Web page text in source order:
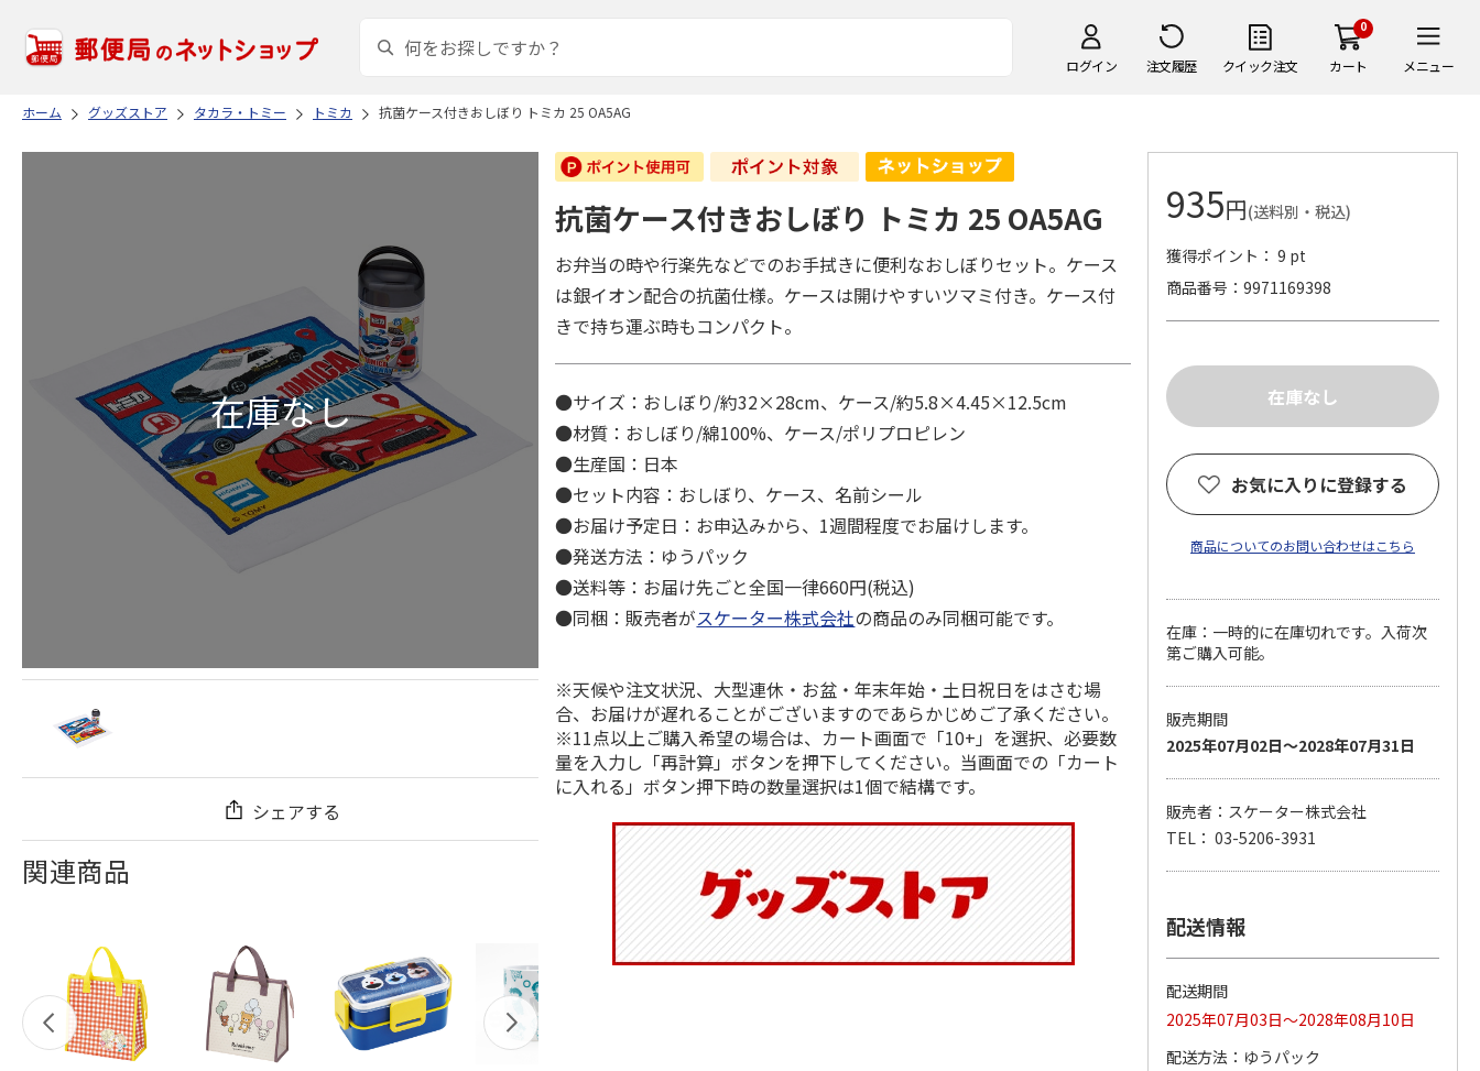
ログイン 注文履歴 クイック注文
0
カート メニュー
ホーム グッズストア タカラ・トミー トミカ 抗菌ケース付きおしぼり トミカ 25 OA5AG
シェアする
関連商品
抗菌ケース付きおしぼり トミカ 25 OA5AG
お弁当の時や行楽先などでのお手拭きに便利なおしぼりセット。ケース
は銀イオン配合の抗菌仕様。ケースは開けやすいツマミ付き。ケース付
きで持ち運ぶ時もコンパクト。
●サイズ：おしぼり/約32×28cm、ケース/約5.8×4.45×12.5cm
●材質：おしぼり/綿100%、ケース/ポリプロピレン
●生産国：日本
●セット内容：おしぼり、ケース、名前シール
●お届け予定日：お申込みから、1週間程度でお届けします。
●発送方法：ゆうパック
●送料等：お届け先ごと全国一律660円(税込)
●同梱：販売者がスケーター株式会社の商品のみ同梱可能です。
※天候や注文状況、大型連休・お盆・年末年始・土日祝日をはさむ場
合、お届けが遅れることがございますのであらかじめご了承ください。
※11点以上ご購入希望の場合は、カート画面で「10+」を選択、必要数
量を入力し「再計算」ボタンを押下してください。当画面での「カート
に入れる」ボタン押下時の数量選択は1個で結構です。
935円(送料別・税込)
獲得ポイント： 9 pt
商品番号
9971169398
お気に入りに登録する
商品についてのお問い合わせはこちら
在庫：一時的に在庫切れです。入荷次
第ご購入可能。
販売期間
2025年07月02日～2028年07月31日
販売者：スケーター株式会社
TEL： 03-5206-3931
配送情報
配送期間
2025年07月03日～2028年08月10日
配送方法
ゆうパック